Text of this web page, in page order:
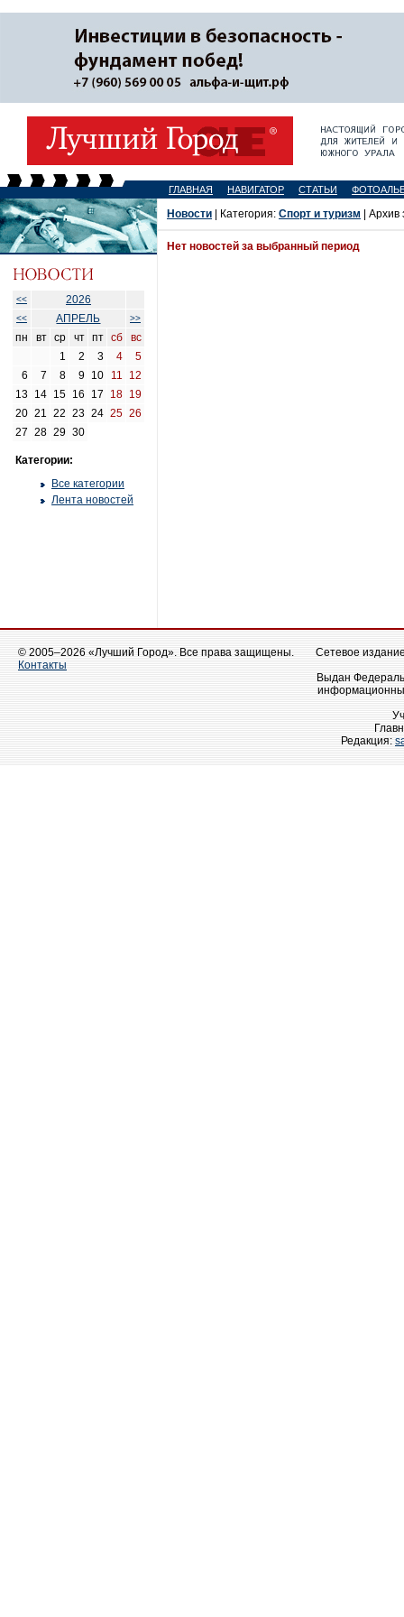
ГЛАВНАЯ НАВИГАТОР СТАТЬИ
<< 2026
<< АПРЕЛЬ >>
пн вт ср чт пт сб
вс
1
2 3 4
5
6
7 8 9 10 11
12
13 14 15 16 17 18 19
20 21 22 23 24 25 26
27 28 29 30
Категории:
Все категории
Лента новостей
Новости | Категория: Спорт и туризм | Архив
Нет новостей за выбранный период
© 2005–2026 «Лучший Город». Все права защищены.
Контакты
Сетевое
Выдан
Редакция: